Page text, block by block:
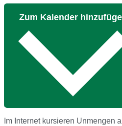
Im Internet kursieren Unmengen